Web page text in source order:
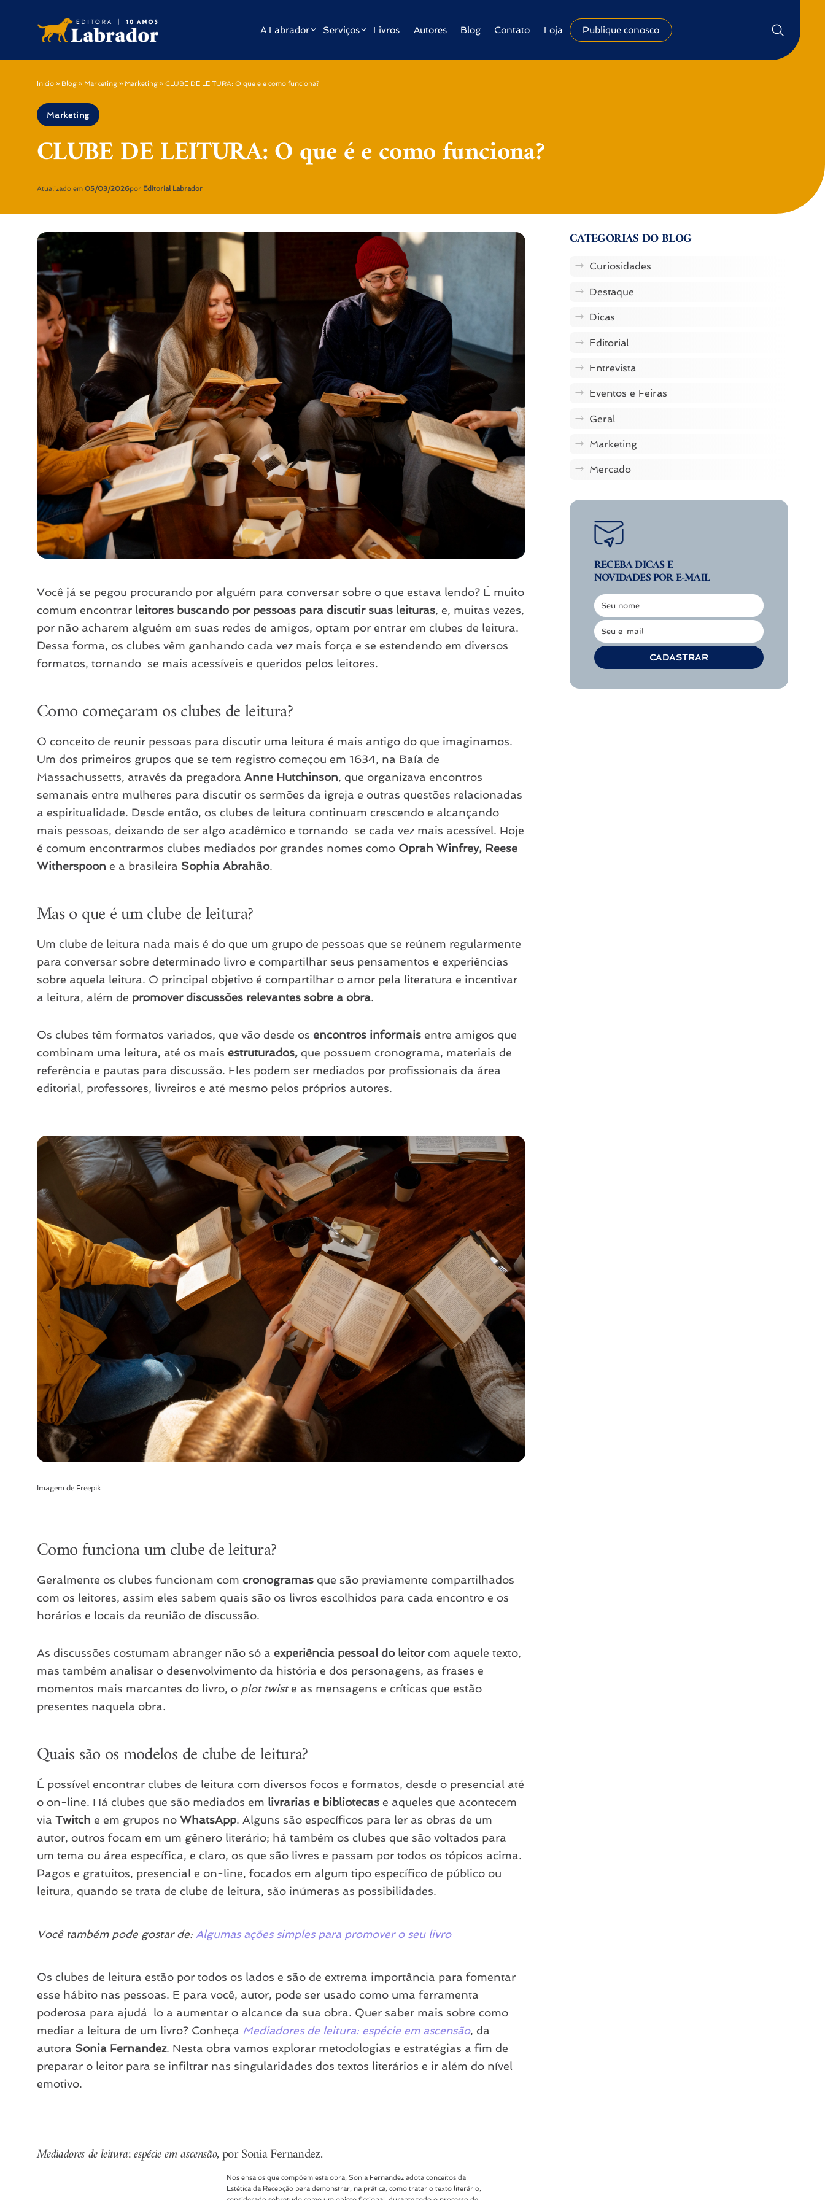
A Labrador Serviços Livros Autores Blog Contato Loja Publique conosco
Início » Blog » Marketing » Marketing » CLUBE DE LEITURA: O que é e como funciona?
Marketing
CLUBE DE LEITURA: O que é e como funciona?
Atualizado em 05/03/2026por Editorial Labrador
Você já se pegou procurando por alguém para conversar sobre o que estava lendo? É muito
comum encontrar leitores buscando por pessoas para discutir suas leituras, e, muitas vezes,
por não acharem alguém em suas redes de amigos, optam por entrar em clubes de leitura.
Dessa forma, os clubes vêm ganhando cada vez mais força e se estendendo em diversos
formatos, tornando-se mais acessíveis e queridos pelos leitores.
Como começaram os clubes de leitura?
O conceito de reunir pessoas para discutir uma leitura é mais antigo do que imaginamos.
Um dos primeiros grupos que se tem registro começou em 1634, na Baía de
Massachussetts, através da pregadora Anne Hutchinson, que organizava encontros
semanais entre mulheres para discutir os sermões da igreja e outras questões relacionadas
a espiritualidade. Desde então, os clubes de leitura continuam crescendo e alcançando
mais pessoas, deixando de ser algo acadêmico e tornando-se cada vez mais acessível. Hoje
é comum encontrarmos clubes mediados por grandes nomes como Oprah Winfrey, Reese
Witherspoon e a brasileira Sophia Abrahão.
Mas o que é um clube de leitura?
Um clube de leitura nada mais é do que um grupo de pessoas que se reúnem regularmente
para conversar sobre determinado livro e compartilhar seus pensamentos e experiências
sobre aquela leitura. O principal objetivo é compartilhar o amor pela literatura e incentivar
a leitura, além de promover discussões relevantes sobre a obra.
Os clubes têm formatos variados, que vão desde os encontros informais entre amigos que
combinam uma leitura, até os mais estruturados, que possuem cronograma, materiais de
referência e pautas para discussão. Eles podem ser mediados por profissionais da área
editorial, professores, livreiros e até mesmo pelos próprios autores.
Imagem de Freepik
Como funciona um clube de leitura?
Geralmente os clubes funcionam com cronogramas que são previamente compartilhados
com os leitores, assim eles sabem quais são os livros escolhidos para cada encontro e os
horários e locais da reunião de discussão.
As discussões costumam abranger não só a experiência pessoal do leitorcom aquele texto,
mas também analisar o desenvolvimento da história e dos personagens, as frases e
momentos mais marcantes do livro, o plot twiste as mensagens e críticas que estão
presentes naquela obra.
Quais são os modelos de clube de leitura?
É possível encontrar clubes de leitura com diversos focos e formatos, desde o presencial até
o on-line. Há clubes que são mediados em livrarias e bibliotecas e aqueles que acontecem
via Twitch e em grupos no WhatsApp. Alguns são específicos para ler as obras de um
autor, outros focam em um gênero literário; há também os clubes que são voltados para
um tema ou área específica, e claro, os que são livres e passam por todos os tópicos acima.
Pagos e gratuitos, presencial e on-line, focados em algum tipo específico de público ou
leitura, quando se trata de clube de leitura, são inúmeras as possibilidades.
Você também pode gostar de: Algumas ações simples para promover o seu livro
Os clubes de leitura estão por todos os lados e são de extrema importância para fomentar
esse hábito nas pessoas. E para você, autor, pode ser usado como uma ferramenta
poderosa para ajudá-lo a aumentar o alcance da sua obra. Quer saber mais sobre como
mediar a leitura de um livro? Conheça Mediadores de leitura: espécie em ascensão, da
autora Sonia Fernandez. Nesta obra vamos explorar metodologias e estratégias a fim de
preparar o leitor para se infiltrar nas singularidades dos textos literários e ir além do nível
emotivo.
Mediadores de leitura: espécie em ascensão, por Sonia Fernandez.
Nos ensaios que compõem esta obra, Sonia Fernandez adota conceitos da
Estética da Recepção para demonstrar, na prática, como tratar o texto literário,
CATEGORIAS DO BLOG
Curiosidades
Destaque
Dicas
Editorial
Entrevista
Eventos e Feiras
Geral
Marketing
Mercado
RECEBA DICAS E
NOVIDADES POR E-MAIL
Nome
Seu nome
E-
mail
Seu e-mail
CADASTRAR